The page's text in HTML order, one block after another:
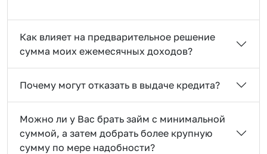
Как влияет на предварительное решение
сумма моих ежемесячных доходов?
Почему могут отказать в выдаче кредита?
Можно ли у Вас брать займ с минимальной
суммой, а затем добрать более крупную
сумму по мере надобности?